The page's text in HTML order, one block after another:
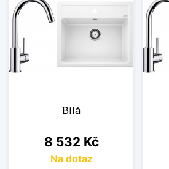
Bílá
Cena
8 532 Kč
Na dotaz